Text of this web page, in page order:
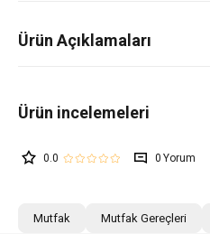
Ürün Açıklamaları
0.0 0
Mutfak Mutfak Gereçleri